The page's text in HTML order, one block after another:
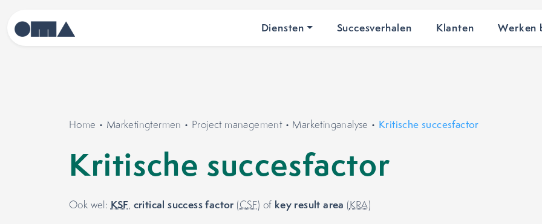
Diensten Succesverhalen Klanten Werken
Home • Marketingtermen • Project management• Marketinganalyse • Kritische succesfactor
Kritische succesfactor
Ook wel: KSF, critical success factor (CSF) of key result area (KRA)